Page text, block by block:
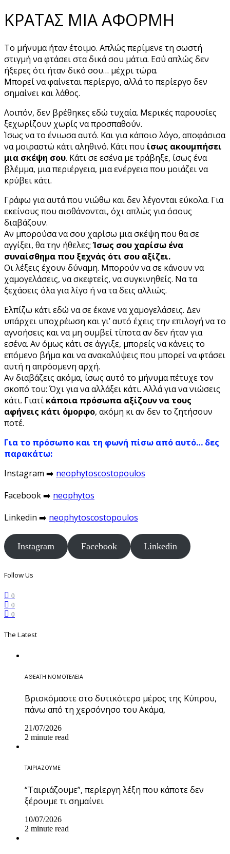
ΚΡΑΤΑΣ ΜΙΑ ΑΦΟΡΜΗ
Το μήνυμα ήταν έτοιμο. Απλώς περίμενε τη σωστή
στιγμή να φτάσει στα δικά σου μάτια. Εσύ απλώς δεν
ήξερες ότι ήταν δικό σου… μέχρι τώρα.
Μπορεί να φαίνεται περίεργο, αλλά το περίεργο δεν
σημαίνει και λάθος.
Λοιπόν, δεν βρέθηκες εδώ τυχαία. Μερικές παρουσίες
ξεχωρίζουν χωρίς να προσπαθούν.
Ίσως να το ένιωσα αυτό. Και για κάποιο λόγο, αποφάσισα
να μοιραστώ κάτι αληθινό. Κάτι που ίσως ακουμπήσει
μια σκέψη σου. Κάτι σε εσένα με τράβηξε, ίσως ένα
βλέμμα, μια περιέργεια, μια ενέργεια που μοιάζει να
κρύβει κάτι.
Γράφω για αυτά που νιώθω και δεν λέγονται εύκολα. Για
εκείνους που αισθάνονται, όχι απλώς για όσους
διαβάζουν.
Αν μπορούσα να σου χαρίσω μια σκέψη που θα σε
αγγίξει, θα την ήθελες;Ίσως σου χαρίσω ένα
συναίσθημα που ξεχνάς ότι σου αξίζει.
Οι λέξεις έχουν δύναμη. Μπορούν να σε κάνουν να
χαμογελάσεις, να σκεφτείς, να συγκινηθείς. Να τα
ξεχάσεις όλα για λίγο ή να τα δεις αλλιώς.
Ελπίζω κάτι εδώ να σε έκανε να χαμογελάσεις. Δεν
υπάρχει υποχρέωση και γι’ αυτό έχεις την επιλογή να το
αγνοήσεις και να μη συμβεί τίποτα αν δεν ήταν για
εσένα. Αν όμως κάτι σε άγγιξε, μπορείς να κάνεις το
επόμενο βήμα και να ανακαλύψεις που μπορεί να φτάσει
αυτή η απρόσμενη αρχή.
Αν διαβάζεις ακόμα, ίσως αυτό το μήνυμα πέτυχε τον
σκοπό του: Όχι για να αλλάξει κάτι. Αλλά για να νιώσεις
κάτι. Γιατί κάποια πρόσωπα αξίζουν να τους
αφήνεις κάτι όμορφο, ακόμη κι αν δεν το ζητήσουν
ποτέ.
Για το πρόσωπο και τη φωνή πίσω από αυτό… δες
παρακάτω:
Instagram ➡️ neophytoscostopoulos
Facebook ➡️ neophytos
Linkedin ➡️ neophytoscostopoulos
Instagram Facebook Linkedin
Follow Us
0
0
0
The Latest
ΑΘΕΑΤΗ ΝΟΜΟΤΕΛΕΙΑ
Βρισκόμαστε στο δυτικότερο μέρος της Κύπρου,
πάνω από τη χερσόνησο του Ακάμα,
21/07/2026
2 minute read
ΤΑΙΡΙΑΖΟΥΜΕ
“Ταιριάζουμε”, περίεργη λέξη που κάποτε δεν
ξέρουμε τι σημαίνει
10/07/2026
2 minute read